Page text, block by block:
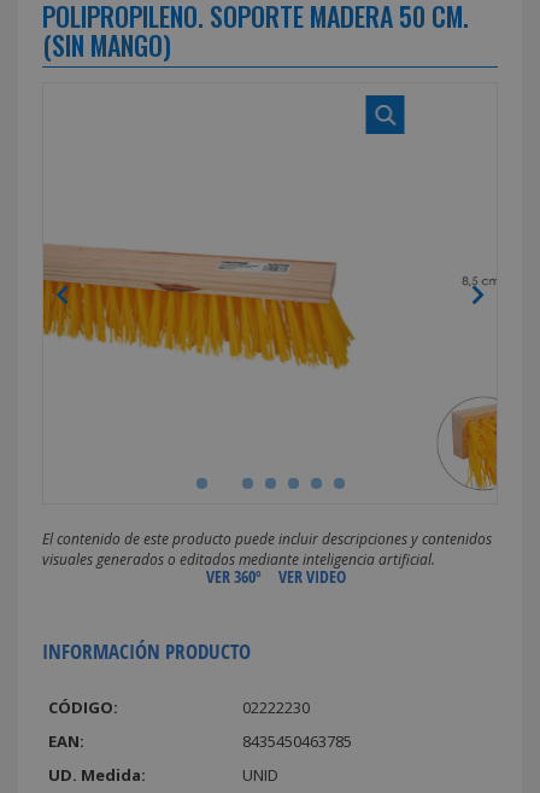
POLIPROPILENO. SOPORTE MADERA 50 CM.
(SIN MANGO)
El contenido de este producto puede incluir descripciones y contenidos
visuales generados o editados mediante inteligencia artificial.
VER 360º VER VIDEO
INFORMACIÓN PRODUCTO
CÓDIGO:
02222230
EAN:
8435450463785
UD. Medida:
UNID